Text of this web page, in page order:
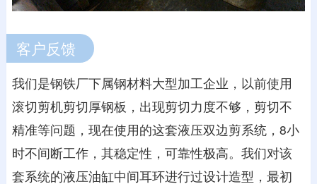
客户反馈
我们是钢铁厂下属钢材料大型加工企业，以前使用
滚切剪机剪切厚钢板，出现剪切力度不够，剪切不
精准等问题，现在使用的这套液压双边剪系统，8小
时不间断工作，其稳定性，可靠性极高。我们对该
套系统的液压油缸中间耳环进行过设计造型，最初